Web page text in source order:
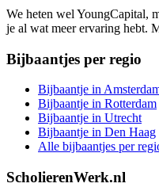
We heten wel YoungCapital,
je al wat meer ervaring hebt.
Bijbaantjes per regio
Bijbaantje in
Bijbaantje in Rotterdam
Bijbaantje in Utrecht
Bijbaantje in Den Haag
Alle bijbaantjes per
ScholierenWerk.nl